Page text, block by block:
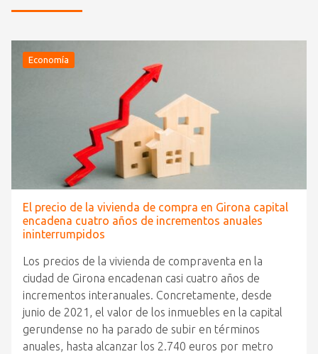
Economía
El precio de la vivienda de compra en Girona capital
encadena cuatro años de incrementos anuales
ininterrumpidos
Los precios de la vivienda de compraventa en la
ciudad de Girona encadenan casi cuatro años de
incrementos interanuales. Concretamente, desde
junio de 2021, el valor de los inmuebles en la capital
gerundense no ha parado de subir en términos
anuales, hasta alcanzar los 2.740 euros por metro